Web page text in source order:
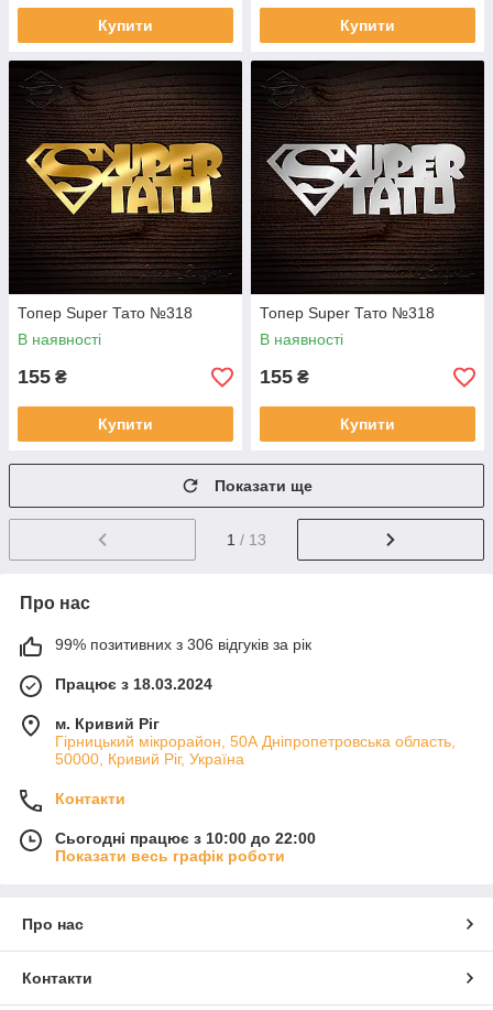
Купити Купити
Топер Super Тато №318
В наявності
155 ₴
Купити
Топер Super Тато №318
В наявності
155 ₴
Купити
Показати ще
1 / 13
Про нас
99% позитивних з 306 відгуків за рік
Працює з 18.03.2024
м. Кривий Ріг
Гірницький мікрорайон, 50А Дніпропетровська область,
50000, Кривий Ріг, Україна
Контакти
Сьогодні працює з 10:00 до 22:00
Показати весь графік роботи
Про нас
Контакти